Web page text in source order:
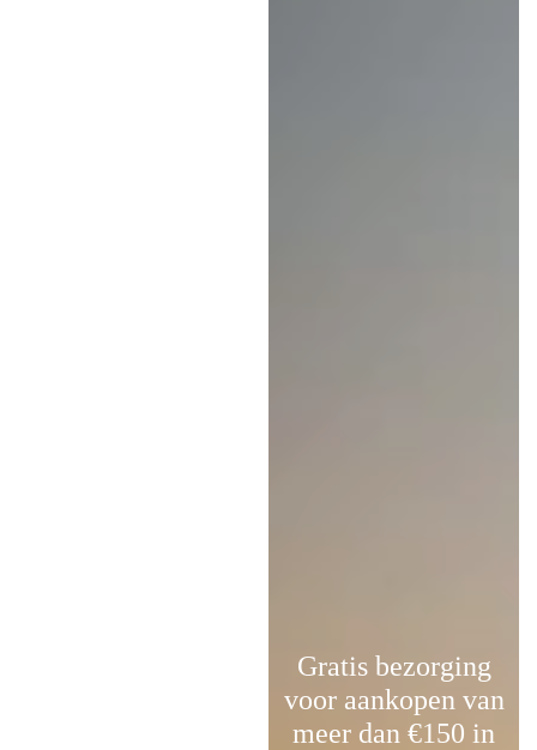
Gratis bezorging
voor aankopen van
meer dan €150 in